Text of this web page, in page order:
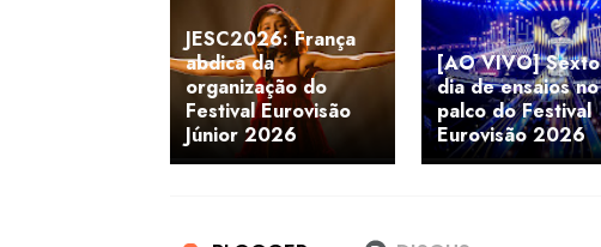
JESC2026: França
abdica da
organização do
Festival Eurovisão
Júnior 2026
[AO VIVO] Sexto
dia de ensaios no
palco do Festival
Eurovisão 2026